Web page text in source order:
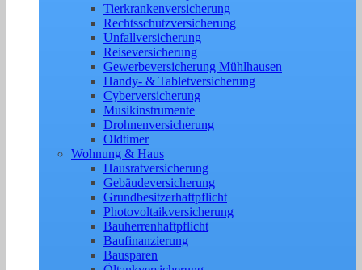
Tierkrankenversicherung
Rechtsschutzversicherung
Unfallversicherung
Reiseversicherung
Gewerbeversicherung Mühlhausen
Handy- & Tabletversicherung
Cyberversicherung
Musikinstrumente
Drohnenversicherung
Oldtimer
Wohnung & Haus
Hausratversicherung
Gebäudeversicherung
Grundbesitzerhaftpflicht
Photovoltaikversicherung
Bauherrenhaftpflicht
Baufinanzierung
Bausparen